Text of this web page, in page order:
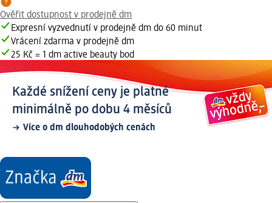
Ověřit dostupnost v prodejně dm
Expresní vyzvednutí v prodejně dm do 60 minut
Vrácení zdarma v prodejně dm
25 Kč = 1 dm active beauty bod
Každé snížení ceny je platné
minimálně po dobu 4 měsíců
Více o dm dlouhodobých cenách